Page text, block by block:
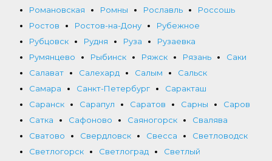
Романовская
Ромны Рославль
Россошь
Ростов
Ростов-на-Дону
Рубежное
Рубцовск
Рудня Руза
Рузаевка
Румянцево
Рыбинск Ряжск Рязань
Саки
Салават
Салехард Салым
Сальск
Самара
Санкт-Петербург
Саракташ
Саранск
Сарапул Саратов Сарны
Саров
Сатка
Сафоново Саяногорск
Свалява
Сватово
Свердловск Свесса
Светловодск
Светлогорск
Светлоград
Светлый